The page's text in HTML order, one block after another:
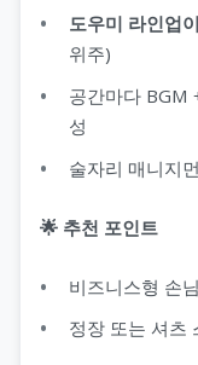
도우미 라인업
위주)
공간마다 BGM
성
술자리 매니지
🌟 추천 포인트
비즈니스형 손
정장 또는 셔츠